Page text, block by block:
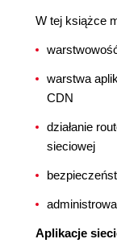
W tej książce
warstwa
CDN
działanie
sieciowej
Aplikacje